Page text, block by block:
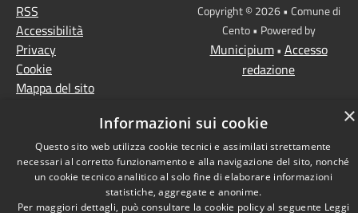
RSS
Accessibilità
Privacy
Cookie
Mappa del sito
Copyright © 2026 • Comune di
Cento • Powered by
Municipium• Accesso
redazione
×
Informazioni sui cookie
Questo sito web utilizza cookie tecnici e assimilati strettamente
necessari al corretto funzionamento e alla navigazione del sito, nonché
un cookie tecnico analitico al solo fine di elaborare informazioni
statistiche, aggregate e anonime.
Per maggiori dettagli, può consultare la cookie policy al seguente Leggi